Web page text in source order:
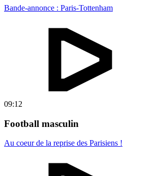
Bande-annonce : Paris-Tottenham
09:12
Football masculin
Au coeur de la reprise des Parisiens !